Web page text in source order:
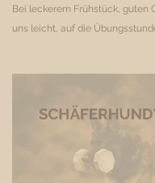
Bei leckerem Frühstück, guten
uns leicht, auf die